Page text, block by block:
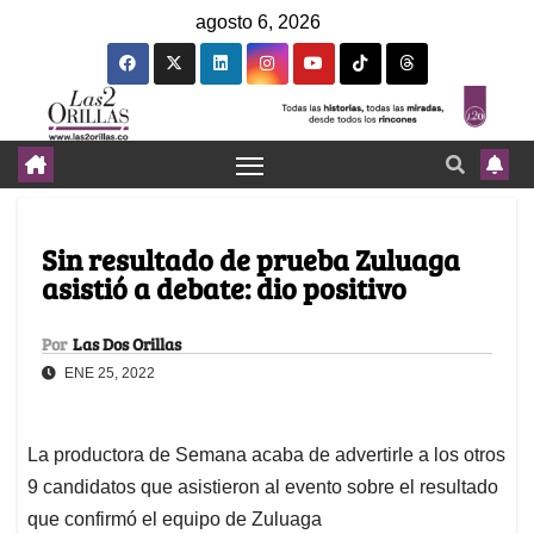
agosto 6, 2026
Sin resultado de prueba Zuluaga
asistió a debate: dio positivo
Por Las Dos Orillas
ENE 25, 2022
La productora de Semana acaba de advertirle a los otros
9 candidatos que asistieron al evento sobre el resultado
que confirmó el equipo de Zuluaga